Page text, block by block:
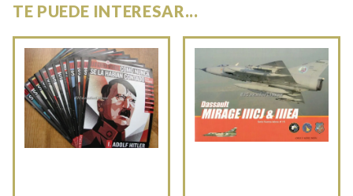
TE PUEDE INTERESAR...